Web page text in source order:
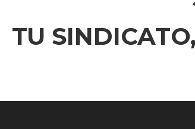
TU